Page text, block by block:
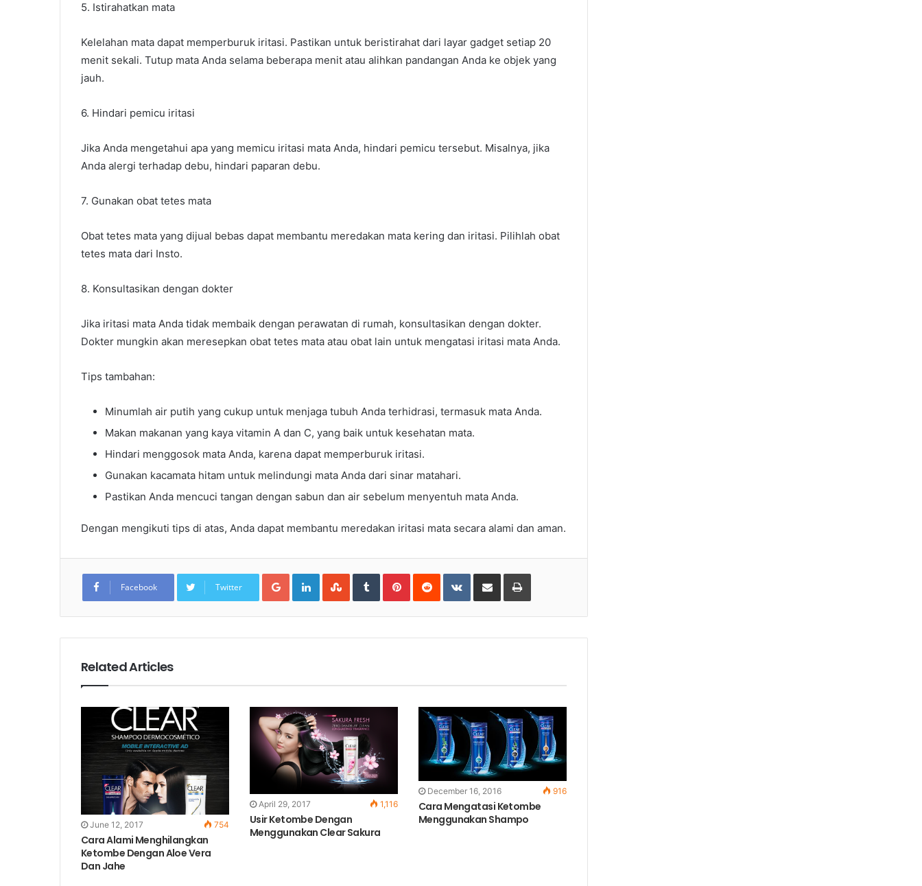
5. Istirahatkan mata
Kelelahan mata dapat memperburuk iritasi. Pastikan untuk beristirahat dari layar gadget setiap 20
menit sekali. Tutup mata Anda selama beberapa menit atau alihkan pandangan Anda ke objek yang
jauh.
6. Hindari pemicu iritasi
Jika Anda mengetahui apa yang memicu iritasi mata Anda, hindari pemicu tersebut. Misalnya, jika
Anda alergi terhadap debu, hindari paparan debu.
7. Gunakan obat tetes mata
Obat tetes mata yang dijual bebas dapat membantu meredakan mata kering dan iritasi. Pilihlah obat
tetes mata dari Insto.
8. Konsultasikan dengan dokter
Jika iritasi mata Anda tidak membaik dengan perawatan di rumah, konsultasikan dengan dokter.
Dokter mungkin akan meresepkan obat tetes mata atau obat lain untuk mengatasi iritasi mata Anda.
Tips tambahan:
Minumlah air putih yang cukup untuk menjaga tubuh Anda terhidrasi, termasuk mata Anda.
Makan makanan yang kaya vitamin A dan C, yang baik untuk kesehatan mata.
Hindari menggosok mata Anda, karena dapat memperburuk iritasi.
Gunakan kacamata hitam untuk melindungi mata Anda dari sinar matahari.
Pastikan Anda mencuci tangan dengan sabun dan air sebelum menyentuh mata Anda.
Dengan mengikuti tips di atas, Anda dapat membantu meredakan iritasi mata secara alami dan aman.
Facebook Twitter
Google+LinkedInStumbleUpon
TumblrPinterestReddit VKontakteShare
Email
Print
Related Articles
June 12, 2017 754
Cara Alami Menghilangkan
Ketombe Dengan Aloe Vera
Dan Jahe
April 29, 2017 1,116
Usir Ketombe Dengan
Menggunakan Clear Sakura
December 16, 2016 916
Cara Mengatasi Ketombe
Menggunakan Shampo